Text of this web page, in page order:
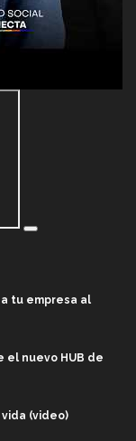
tu empresa al
el nuevo HUB de
(video)